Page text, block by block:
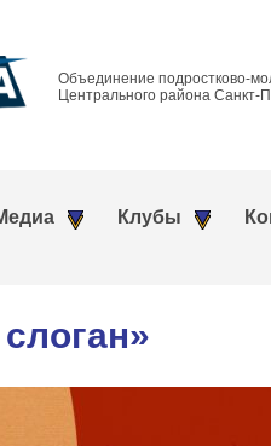
Объединение подростково-
Центрального района Санкт-
Клубы